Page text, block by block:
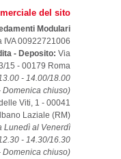
del sito
Modulari
IVA 00922721006
- Deposito: Via
15 - 00179 Roma
- 14.00/18.00
Domenica chiuso)
Viti, 1 - 00041
Laziale (RM)
Lunedì al Venerdì
- 14.30/16.30
Domenica chiuso)